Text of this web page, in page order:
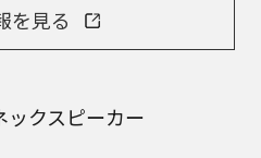
を見る
ックスピーカー